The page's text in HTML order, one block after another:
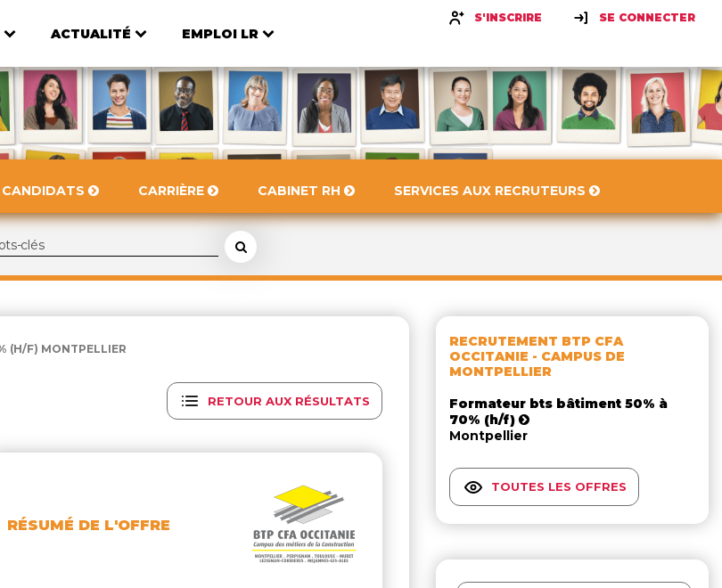
ACTUALITÉ EMPLOI LR
S'INSCRIRE SE CONNECTER
CANDIDATS CARRIÈRE CABINET RH SERVICES AUX RECRUTEURS
(H/F) MONTPELLIER
RETOUR AUX RÉSULTATS
RÉSUMÉ DE L'OFFRE
RECRUTEMENT BTP CFA
OCCITANIE - CAMPUS DE
MONTPELLIER
Formateur bts bâtiment 50% à
70% (h/f)
Montpellier
TOUTES LES OFFRES